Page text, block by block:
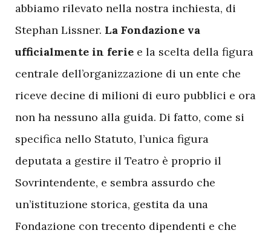
abbiamo rilevato nella nostra inchiesta, di
Stephan Lissner. La Fondazione va
ufficialmente in ferie e la scelta della figura
centrale dell’organizzazione di un ente che
riceve decine di milioni di euro pubblici e ora
non ha nessuno alla guida. Di fatto, come si
specifica nello Statuto, l’unica figura
deputata a gestire il Teatro è proprio il
Sovrintendente, e sembra assurdo che
un’istituzione storica, gestita da una
Fondazione con trecento dipendenti e che